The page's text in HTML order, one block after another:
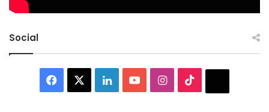
Social
Facebook LinkedInYouTubeInstagram